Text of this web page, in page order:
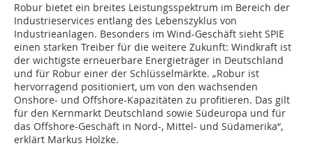
Robur bietet ein breites Leistungsspektrum im Bereich der
Industrieservices entlang des Lebenszyklus von
Industrieanlagen. Besonders im Wind-Geschäft sieht SPIE
einen starken Treiber für die weitere Zukunft: Windkraft ist
der wichtigste erneuerbare Energieträger in Deutschland
und für Robur einer der Schlüsselmärkte. „Robur ist
hervorragend positioniert, um von den wachsenden
Onshore- und Offshore-Kapazitäten zu profitieren. Das gilt
für den Kernmarkt Deutschland sowie Südeuropa und für
das Offshore-Geschäft in Nord-, Mittel- und Südamerika“,
erklärt Markus Holzke.